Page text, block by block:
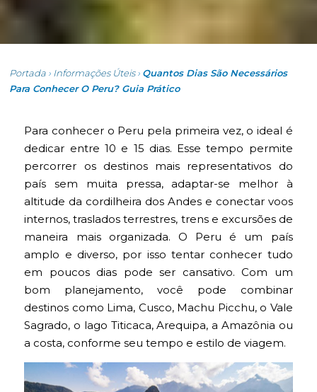
Portada › Informações Úteis› Quantos Dias São Necessários
Para Conhecer O Peru? Guia Prático
Para conhecer o Peru pela primeira vez, o ideal é
dedicar entre 10 e 15 dias. Esse tempo permite
percorrer os destinos mais representativos do
país sem muita pressa, adaptar-se melhor à
altitude da cordilheira dos Andes e conectar voos
internos, traslados terrestres, trens e excursões de
maneira mais organizada. O Peru é um país
amplo e diverso, por isso tentar conhecer tudo
em poucos dias pode ser cansativo. Com um
bom planejamento, você pode combinar
destinos como Lima, Cusco, Machu Picchu, o Vale
Sagrado, o lago Titicaca, Arequipa, a Amazônia ou
a costa, conforme seu tempo e estilo de viagem.